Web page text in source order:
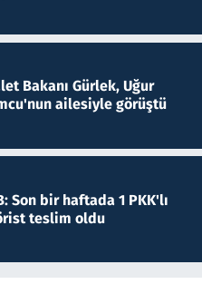
Bakanı Gürlek, Uğur
ailesiyle görüştü
Son bir haftada 1 PKK'lı
teslim oldu